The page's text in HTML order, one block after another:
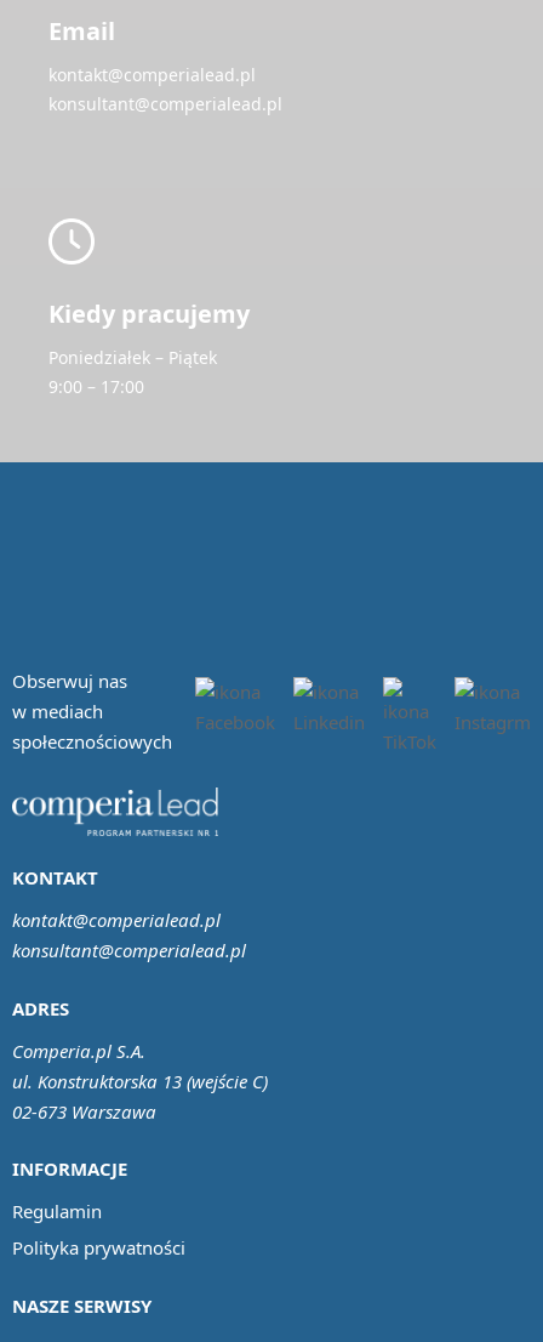
Email
kontakt@comperialead.pl
konsultant@comperialead.pl
Kiedy pracujemy
Poniedziałek – Piątek
9:00 – 17:00
Obserwuj nas
w mediach
społecznościowych
INFORMACJE
Regulamin
Polityka prywatności
NASZE SERWISY
ADRES
Comperia.pl S.A.
ul. Konstruktorska 13 (wejście C)
02-673 Warszawa
KONTAKT
kontakt@comperialead.pl
konsultant@comperialead.pl